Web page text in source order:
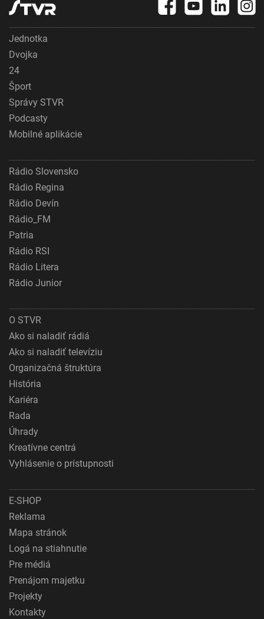
Jednotka
Dvojka
24
Šport
Správy STVR
Podcasty
Mobilné aplikácie
Rádio Slovensko
Rádio Regina
Rádio Devín
Rádio_FM
Patria
Rádio RSI
Rádio Litera
Rádio Junior
O STVR
Ako si naladiť rádiá
Ako si naladiť televíziu
Organizačná štruktúra
História
Kariéra
Rada
Úhrady
Kreatívne centrá
Vyhlásenie o prístupnosti
E-SHOP
Reklama
Mapa stránok
Logá na stiahnutie
Pre médiá
Prenájom majetku
Projekty
Kontakty